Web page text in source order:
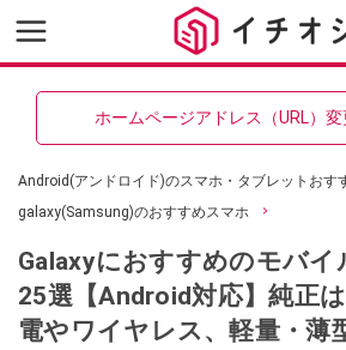
ホームページアドレス（URL）
Android(アンドロイド)のスマホ・タブレットおす
galaxy(Samsung)のおすすめスマホ
Galaxyにおすすめのモバイ
25選【Android対応】純正
電やワイヤレス、軽量・薄